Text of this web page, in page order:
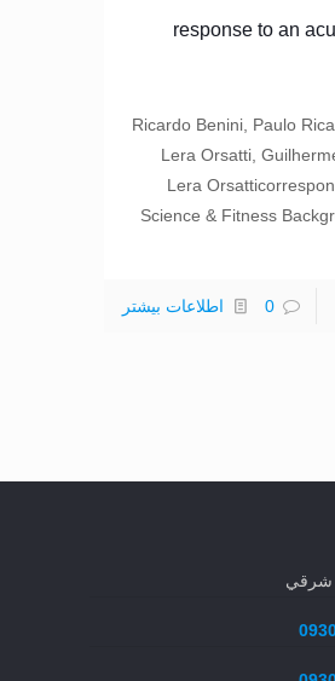
response to an
Ricardo Benini, Paulo
Lera Orsatti,
Lera
Science & Fitness
0 اطلاعات بیشتر
شرقي